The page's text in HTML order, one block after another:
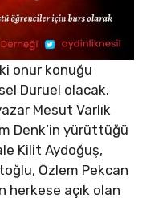
onur konuğu
Duruel olacak.
Mesut Varlık
Denk’in yürüttüğü
Kilit Aydoğuş,
Özlem Pekcan
herkese açık olan